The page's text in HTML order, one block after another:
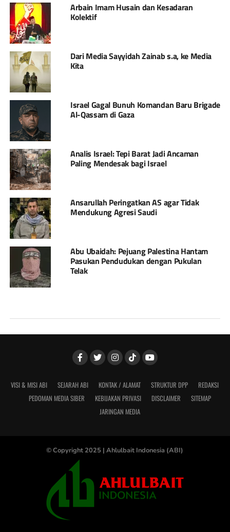
Arbain Imam Husain dan Kesadaran
Kolektif
Dari Media Sayyidah Zainab s.a, ke Media
Kita
Israel Gagal Bunuh Komandan Baru Brigade
Al-Qassam di Gaza
Analis Israel: Tepi Barat Jadi Ancaman
Paling Mendesak bagi Israel
Ansarullah Peringatkan AS agar Tidak
Mendukung Agresi Saudi
Abu Ubaidah: Pejuang Palestina Hantam
Pasukan Pendudukan dengan Pukulan
Telak
VISI & MISI ABI SEJARAH ABI KONTAK / ALAMAT STRUKTUR DPP
REDAKSI
PEDOMAN MEDIA SIBER
KEBIJAKAN PRIVASI DISCLAIMER
SITEMAP
JARINGAN MEDIA
© Copyright 2025 | Ahlulbait Indonesia (ABI)